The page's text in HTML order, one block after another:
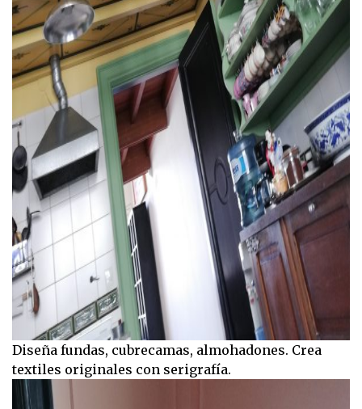
Diseña fundas, cubrecamas, almohadones. Crea
textiles originales con serigrafía.